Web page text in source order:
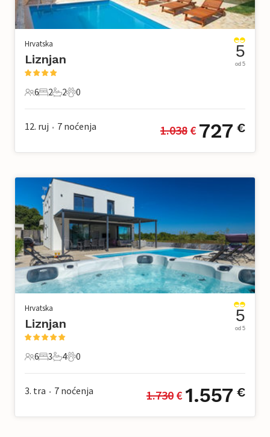
Hrvatska
Liznjan
6 Gosti
6
2 Spavaće sobe
2
2 Kupaonice
2
0 Kućni ljubimac
0
5
od 5
12. ruj • 7 noćenja 1.038 € 727 €
Hrvatska
Liznjan
6 Gosti
6
3 Spavaće sobe
3
4 Kupaonice
4
0 Kućni ljubimac
0
5
od 5
3. tra • 7 noćenja 1.730 € 1.557 €